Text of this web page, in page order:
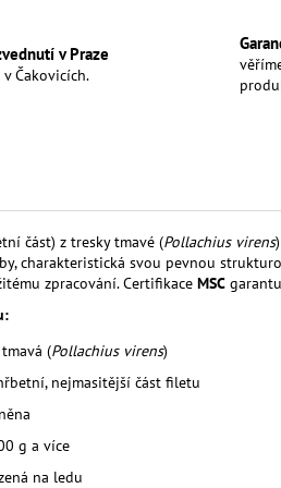
v Praze
v Čakovicích.
část) z tresky tmavé (Pollachius virens
charakteristická svou pevnou
zpracování. Certifikace MSC
(Pollachius virens)
nejmasitější část filetu
g a více
na ledu